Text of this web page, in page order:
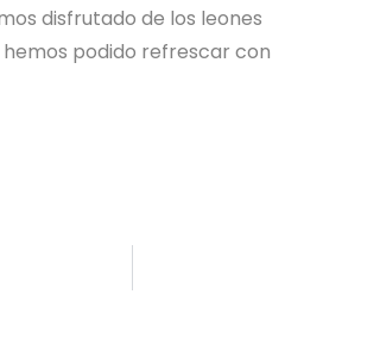
disfrutado de los leones
podido refrescar con